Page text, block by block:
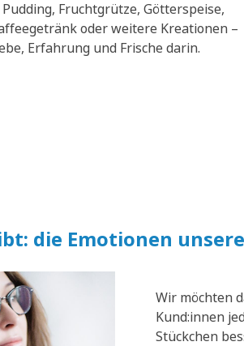
Fruchtgrütze, Götterspeise,
oder weitere Kreationen –
Erfahrung und Frische darin.
die Emotionen
Wir möchten
Kund:innen
Stückchen